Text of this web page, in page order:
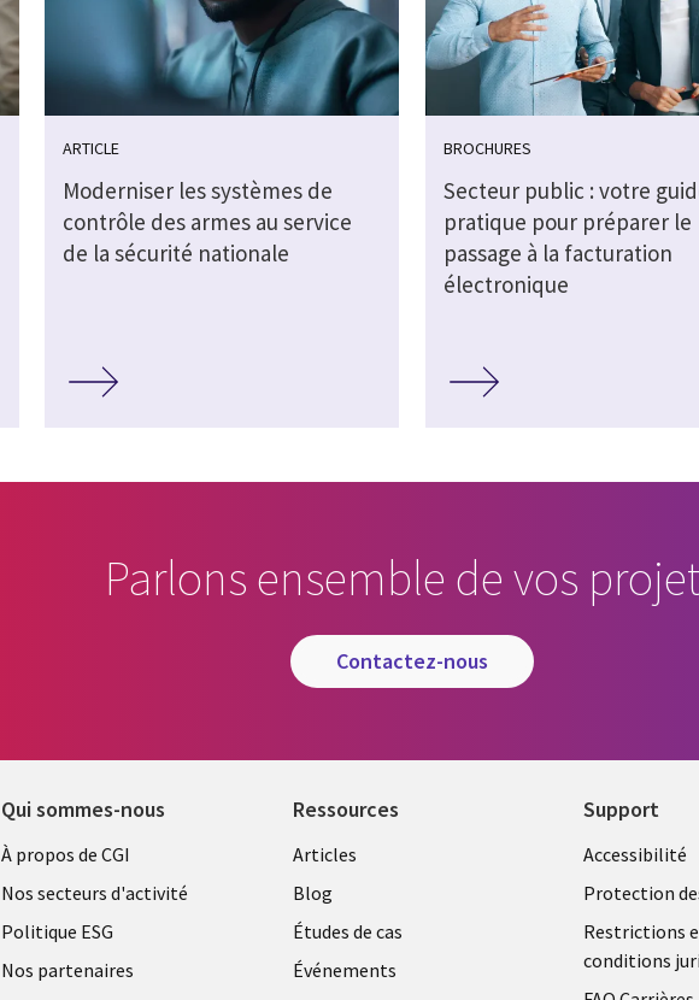
ARTICLE
Moderniser les systèmes de
contrôle des armes au service
de la sécurité nationale
BROCHURES
Secteur public : votre
pratique pour préparer le
passage à la facturation
électronique
Parlons ensemble de vos
contactez-nous
Qui sommes-nous
Useful
links
FRANCE
À propos de CGI
Nos secteurs d'activité
Politique ESG
Nos partenaires
Ressources
Library
Links
FRANCE
Articles
Blog
Études de cas
Événements
Support
Legal
FRANCE
Accessibilité
Protection
Restrictions
conditions